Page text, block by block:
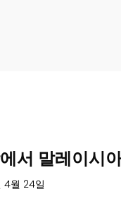
서 말레이시
4월 24일